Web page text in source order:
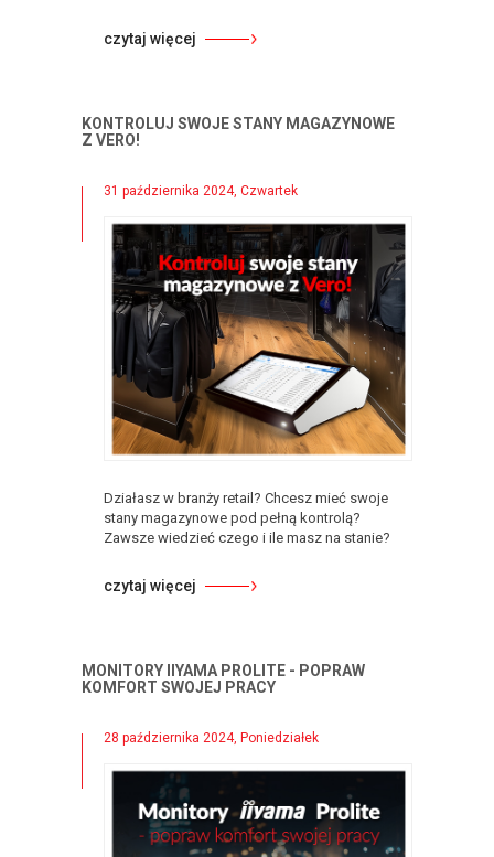
czytaj więcej
KONTROLUJ SWOJE STANY MAGAZYNOWE
Z VERO!
31 października 2024, Czwartek
Działasz w branży retail? Chcesz mieć swoje
stany magazynowe pod pełną kontrolą?
Zawsze wiedzieć czego i ile masz na stanie?
czytaj więcej
MONITORY IIYAMA PROLITE - POPRAW
KOMFORT SWOJEJ PRACY
28 października 2024, Poniedziałek